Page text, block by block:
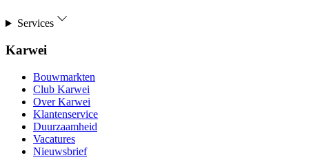
Services
Karwei
Bouwmarkten
Club Karwei
Over Karwei
Klantenservice
Duurzaamheid
Vacatures
Nieuwsbrief